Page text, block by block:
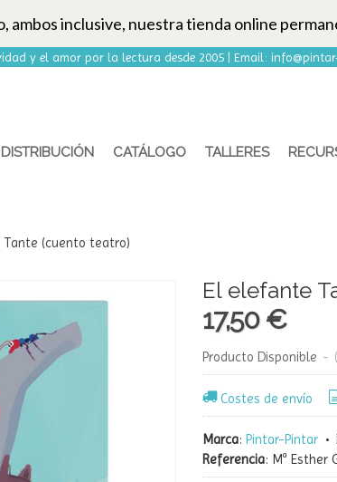
ambos inclusive, nuestra tienda online
y el amor por la lectura desde 2005 | Email:
DISTRIBUCIÓN CATÁLOGO TALLERES
(cuento teatro)
El elefante
17,50 €
Producto Disponible -
Costes de envío
Marca: Pintar-Pintar •
Referencia: Mª Esther